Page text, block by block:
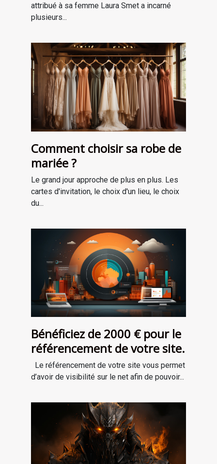
attribué à sa femme Laura Smet a incarné
plusieurs...
Comment choisir sa robe de
mariée ?
Le grand jour approche de plus en plus. Les
cartes d'invitation, le choix d'un lieu, le choix
du...
Bénéficiez de 2000 € pour le
référencement de votre site.
Le référencement de votre site vous permet
d’avoir de visibilité sur le net afin de pouvoir...